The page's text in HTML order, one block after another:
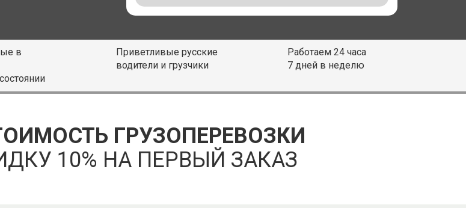
в
Приветливые русские
водители и грузчики
Работаем 24 часа
7 дней в неделю
ГРУЗОПЕРЕВОЗКИ
10% НА ПЕРВЫЙ ЗАКАЗ